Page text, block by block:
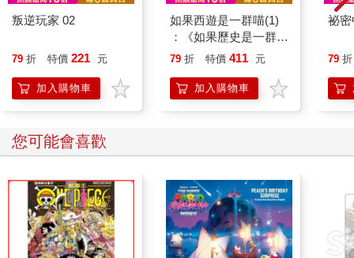
叛逆玩家 02
79 折 特價 221 元
加入購物車
如果西遊是一群喵(1)
：《如果歷史是一群
喵》作者最新力作，附
79 折 特價 411 元
加入購物車
祕
79 折
您可能會喜歡